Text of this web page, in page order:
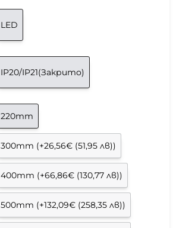
LED
IP20/IP21(Закрито)
220mm
300mm (+26,56€ (51,95 лв))
400mm (+66,86€ (130,77 лв))
500mm (+132,09€ (258,35 лв))